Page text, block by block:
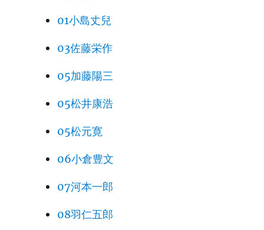
01小島丈兒
03佐藤栄作
05加藤陽三
05松井康浩
05松元寛
06小倉豊文
07河本一郎
08羽仁五郎